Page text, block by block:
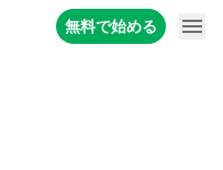
無料で始める